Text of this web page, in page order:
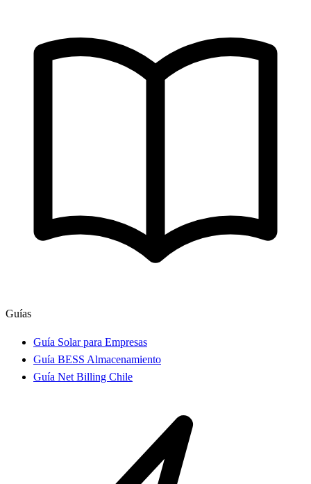
Guías
Guía Solar para Empresas
Guía BESS Almacenamiento
Guía Net Billing Chile